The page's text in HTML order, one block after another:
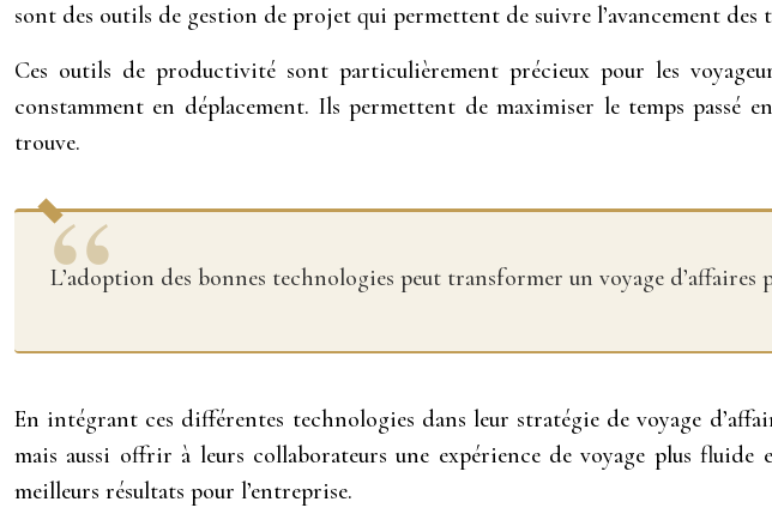
sont des outils de gestion de projet qui permettent de suivre l’avancement
Ces outils de productivité sont particulièrement précieux pour les
constamment en déplacement. Ils permettent de maximiser le temps passé
trouve.
L’adoption des bonnes technologies peut transformer un voyage
En intégrant ces différentes technologies dans leur stratégie de voyage
mais aussi offrir à leurs collaborateurs une expérience de voyage plus
meilleurs résultats pour l’entreprise.